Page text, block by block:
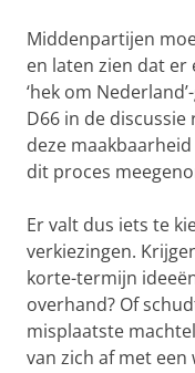
Middenpartijen
en laten zien dat
‘hek om
D66 in de
deze
dit proces
Er valt dus iets te
verkiezingen.
korte-termijn
overhand? Of
misplaatste
van zich af met